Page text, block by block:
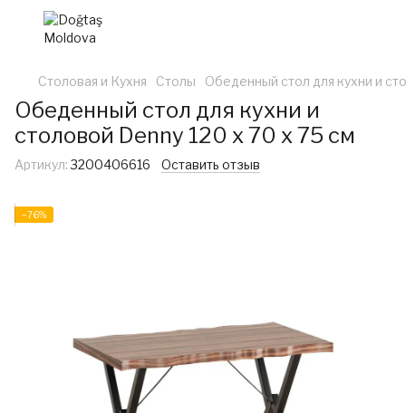
Столовая и Кухня Столы Обеденный стол для кухни и
Обеденный стол для кухни и
столовой Denny 120 x 70 x 75 см
Артикул:3200406616 Оставить отзыв
−76%